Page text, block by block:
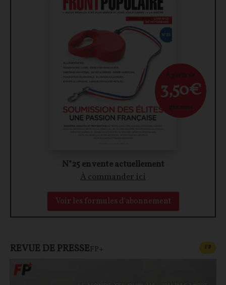
N°25 en vente actuellement
À commander ici
Voir les formules d'abonnement
À partir de
3,50€
par mois
REVUE DE PRESSEFP+ FP